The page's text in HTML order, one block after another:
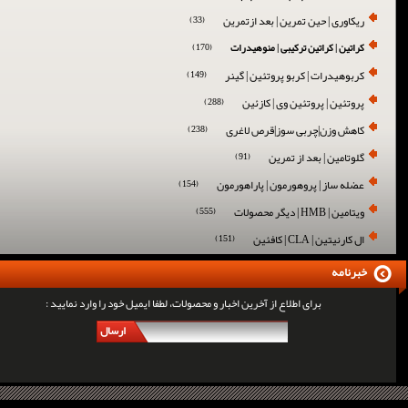
ریکاوری | حین تمرین | بعد ازتمرین (33)
کراتین | کراتین ترکیبی | منوهیدرات (170)
کربوهیدرات | کربو پروتئین | گینر (149)
پروتئین | پروتئین وی | کازئین (288)
کاهش وزن|چربی سوز|قرص لاغری (238)
گلوتامین | بعد از تمرین (91)
عضله ساز | پروهورمون | پاراهورمون (154)
ویتامین | HMB | دیگر محصولات (555)
ال کارنیتین | CLA | کافئین (151)
برای اطلاع از آخرین اخبار و محصولات، لطفا ایمیل خود را وارد نمایید :
ارسال
خبرنامه